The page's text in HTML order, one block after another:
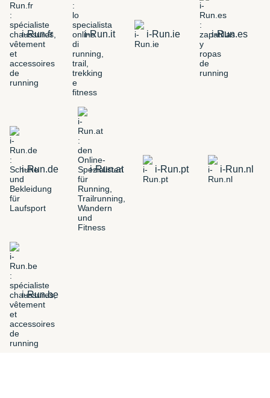
i-Run.fr i-Run.it i-Run.ie i-Run.es
i-Run.de i-Run.at i-Run.pt i-Run.nl
i-Run.be